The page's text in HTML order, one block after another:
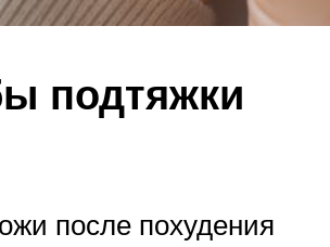
подтяжки
после похудения